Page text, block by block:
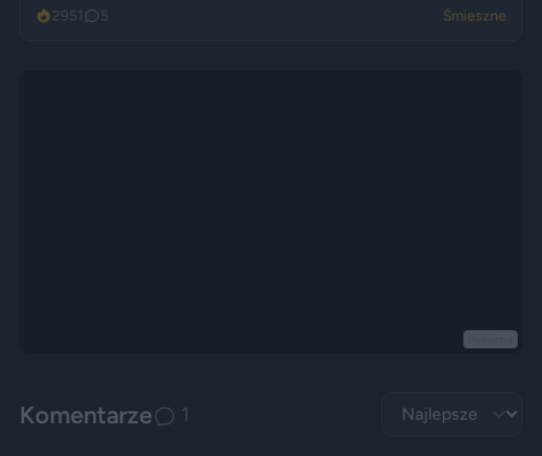
2951 5 Śmieszne
Komentarze 1